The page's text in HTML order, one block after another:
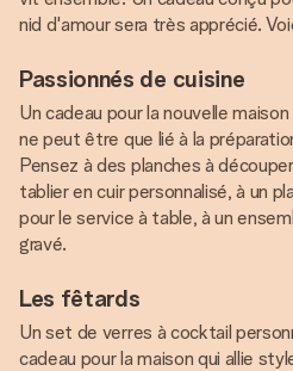
nid d'amour sera très apprécié.
Passionnés de cuisine
Un cadeau pour la nouvelle
ne peut être que lié à la
Pensez à des planches à
tablier en cuir personnalisé, à un
pour le service à table, à un
gravé.
Les fêtards
Un set de verres à cocktail
cadeau pour la maison qui allie